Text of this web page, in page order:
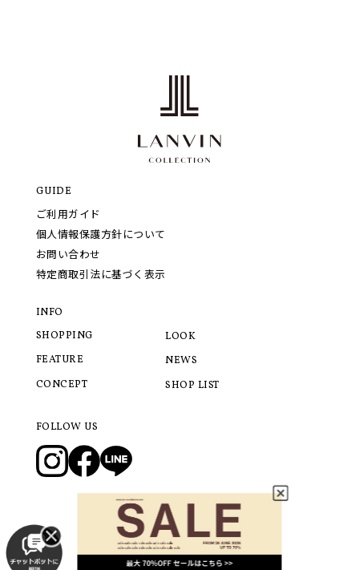
GUIDE
ご利用ガイド
個人情報保護方針について
お問い合わせ
特定商取引法に基づく表示
INFO
SHOPPING
FEATURE
CONCEPT
LOOK
NEWS
SHOP LIST
FOLLOW US
© 2021 LANVIN COLLECTION